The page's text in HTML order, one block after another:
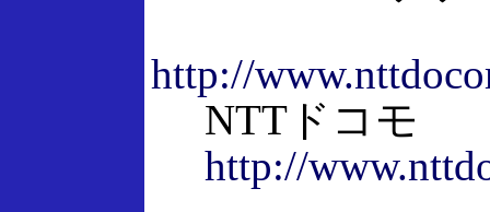
http://
NTTドコモ
http://